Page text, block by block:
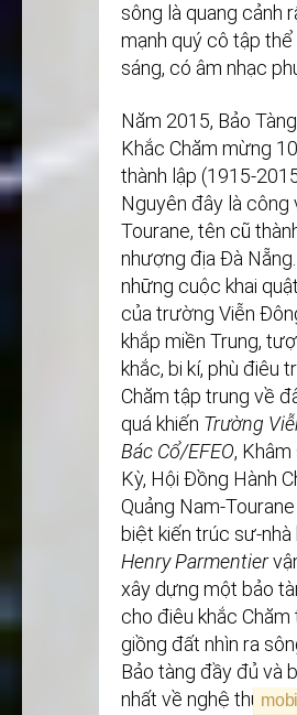
sông là quang cảnh
mạnh quý cô tập thể
sáng, có âm nhạc
Năm 2015, Bảo
Khắc Chăm mừng
thành lập (1915-
Nguyên đây là công
Tourane, tên cũ
nhượng địa Đà
những cuộc khai
của trường Viễn
khắp miền Trung,
khắc, bi kí, phù điêu
Chăm tập trung về
quá khiến Trường
Bác Cổ/EFEO,
Kỳ, Hội Đồng Hành
Quảng Nam-
biệt kiến trúc sư-nhà
Henry Parmentier
xây dựng một bảo
cho điêu khắc Chăm
giồng đất nhìn ra
Bảo tàng đầy đủ và
nhất về nghệ thuật